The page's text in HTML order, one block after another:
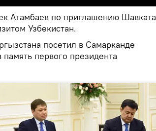
Атамбаев по приглашению Шавката
Узбекистан.
посетил в Самарканде
первого президента